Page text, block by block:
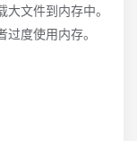
大文件到内存中。
度使用内存。